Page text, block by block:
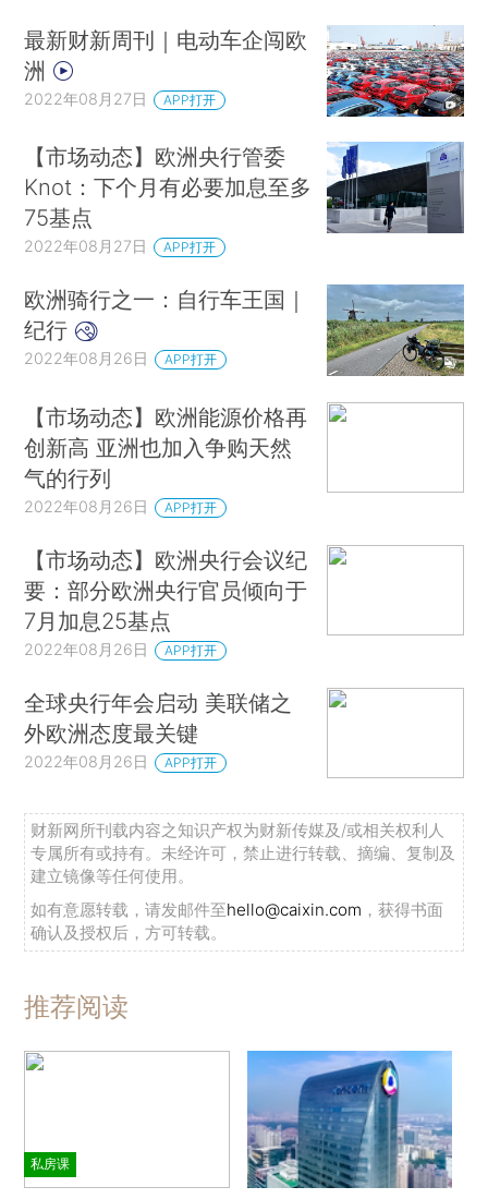
最新财新周刊｜电动车企闯欧
洲
2022年08月27日 APP打开
【市场动态】欧洲央行管委
Knot：下个月有必要加息至多
75基点
2022年08月27日 APP打开
欧洲骑行之一：自行车王国｜
纪行
2022年08月26日 APP打开
【市场动态】欧洲能源价格再
创新高 亚洲也加入争购天然
气的行列
2022年08月26日 APP打开
【市场动态】欧洲央行会议纪
要：部分欧洲央行官员倾向于
7月加息25基点
2022年08月26日 APP打开
全球央行年会启动 美联储之
外欧洲态度最关键
2022年08月26日 APP打开
财新网所刊载内容之知识产权为财新传媒及/或相关权利人
专属所有或持有。未经许可，禁止进行转载、摘编、复制及
建立镜像等任何使用。
如有意愿转载，请发邮件至hello@caixin.com ，获得书面
确认及授权后，方可转载。
推荐阅读
私房课